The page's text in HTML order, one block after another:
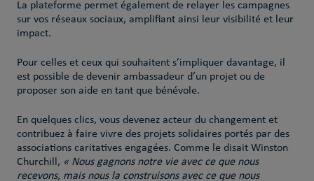
La plateforme permet également de relayer les campagnes
sur vos réseaux sociaux, amplifiant ainsi leur visibilité et leur
impact.
Pour celles et ceux qui souhaitent s’impliquer davantage, il
est possible de devenir ambassadeur d’un projet ou de
proposer son aide en tant que bénévole.
En quelques clics, vous devenez acteur du changement et
contribuez à faire vivre des projets solidaires portés par des
associations caritatives engagées. Comme le disait Winston
Churchill, « Nous gagnons notre vie avec ce que nous
recevons, mais nous la construisons avec ce que nous